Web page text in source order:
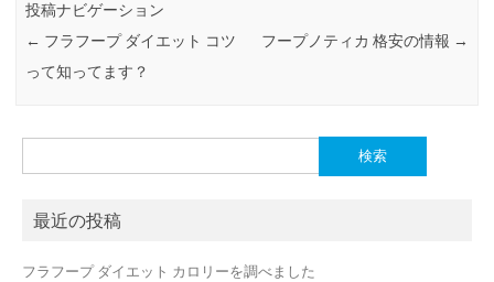
投稿ナビゲーション
← フラフープ ダイエット コツ
って知ってます？
フープノティカ 格安の情報 →
索:
最近の投稿
フラフープ ダイエット カロリーを調べました